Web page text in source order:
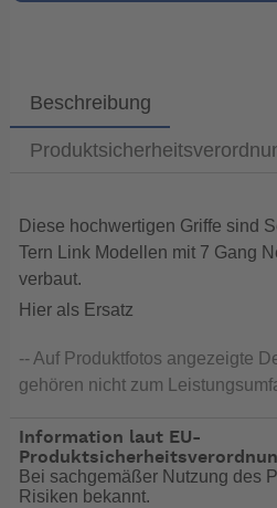
Beschreibung
Diese hochwertigen Griffe sind
Tern Link Modellen mit 7 Gang
verbaut.
Hier als Ersatz
-- Auf Produktfotos angezeigte
gehören nicht zum
Information laut EU-
Bei sachgemäßer Nutzung des
Risiken bekannt.